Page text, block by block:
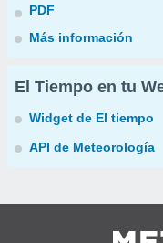
PDF
Más información
El Tiempo en tu
Widget de El tiempo
API de Meteorología